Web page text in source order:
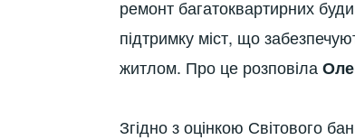
ремонт багатоквартирних
підтримку міст, що
житлом. Про це розповіла
Згідно з оцінкою Світового